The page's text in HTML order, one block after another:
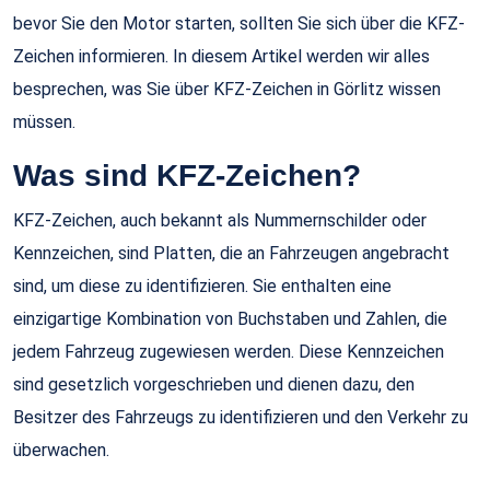
bevor Sie den Motor starten, sollten Sie sich über die KFZ-
Zeichen informieren. In diesem Artikel werden wir alles
besprechen, was Sie über KFZ-Zeichen in Görlitz wissen
müssen.
Was sind KFZ-Zeichen?
KFZ-Zeichen, auch bekannt als Nummernschilder oder
Kennzeichen, sind Platten, die an Fahrzeugen angebracht
sind, um diese zu identifizieren. Sie enthalten eine
einzigartige Kombination von Buchstaben und Zahlen, die
jedem Fahrzeug zugewiesen werden. Diese Kennzeichen
sind gesetzlich vorgeschrieben und dienen dazu, den
Besitzer des Fahrzeugs zu identifizieren und den Verkehr zu
überwachen.